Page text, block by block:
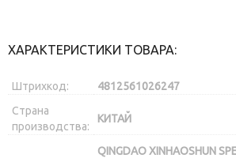
ХАРАКТЕРИСТИКИ ТОВАРА:
Штрихкод:
4812561026247
Страна
производства:
КИТАЙ
QINGDAO XINHAOSHUN